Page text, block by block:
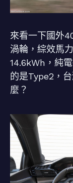
來看一下國外
渦輪，綜效馬
14.6kWh，純
的是Type2，
麼？